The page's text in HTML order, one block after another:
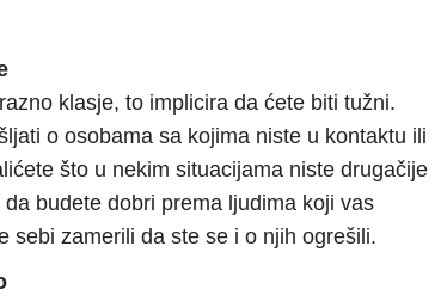
klasje, to implicira da ćete biti tužni.
o osobama sa kojima niste u kontaktu ili
što u nekim situacijama niste drugačije
budete dobri prema ljudima koji vas
sebi zamerili da ste se i o njih ogrešili.